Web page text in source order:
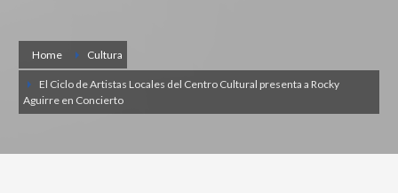
Home Cultura
El Ciclo de Artistas Locales del Centro Cultural presenta a Rocky
Aguirre en Concierto